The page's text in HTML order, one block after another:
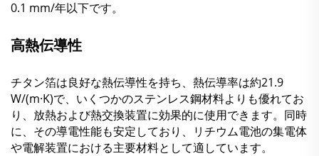
0.1 mm/年以下です。
高熱伝導性
チタン箔は良好な熱伝導性を持ち、熱伝導率は約21.9
W/(m·K)で、いくつかのステンレス鋼材料よりも優れてお
り、放熱および熱交換装置に効果的に使用できます。同時
に、その導電性能も安定しており、リチウム電池の集電体
や電解装置における主要材料として適しています。